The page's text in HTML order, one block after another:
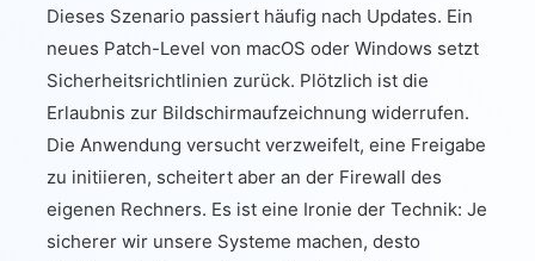
Dieses Szenario passiert häufig nach Updates. Ein
neues Patch-Level von macOS oder Windows setzt
Sicherheitsrichtlinien zurück. Plötzlich ist die
Erlaubnis zur Bildschirmaufzeichnung widerrufen.
Die Anwendung versucht verzweifelt, eine Freigabe
zu initiieren, scheitert aber an der Firewall des
eigenen Rechners. Es ist eine Ironie der Technik: Je
sicherer wir unsere Systeme machen, desto